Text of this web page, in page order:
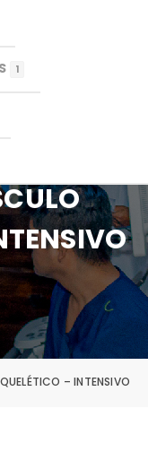
– INTENSIVO
1